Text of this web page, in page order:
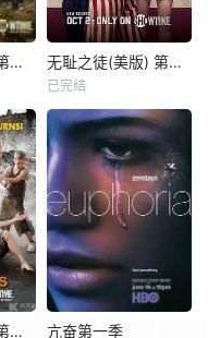
无耻之徒(美版)第三季 无耻之徒(美版) 第七季
已完结
无耻之徒(美版)第二季 亢奋第一季